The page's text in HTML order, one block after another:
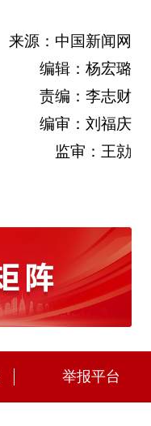
来源：中国新闻网
编辑：杨宏璐
责编：李志财
编审：刘福庆
监审：王勍
举报平台